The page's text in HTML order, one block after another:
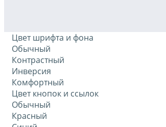
Цвет шрифта и фона
Обычный
Контрастный
Инверсия
Комфортный
Цвет кнопок и ссылок
Обычный
Красный